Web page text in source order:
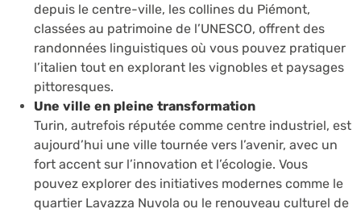
depuis le centre-ville, les collines du Piémont,
classées au patrimoine de l’UNESCO, offrent des
randonnées linguistiques où vous pouvez pratiquer
l’italien tout en explorant les vignobles et paysages
pittoresques.
Une ville en pleine transformation
Turin, autrefois réputée comme centre industriel, est
aujourd’hui une ville tournée vers l’avenir, avec un
fort accent sur l’innovation et l’écologie. Vous
pouvez explorer des initiatives modernes comme le
quartier Lavazza Nuvola ou le renouveau culturel de